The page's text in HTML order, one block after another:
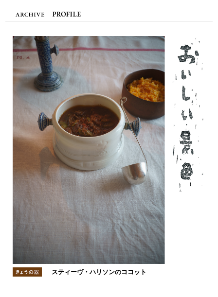
スティーヴ・ハリソンのココット